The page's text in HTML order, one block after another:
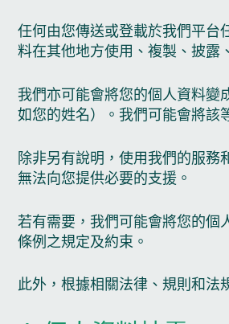
任何由您傳送或登載於我們平台
料在其他地方使用、複製、披露
我們亦可能會將您的個人資料
如您的姓名）。我們可能會將該
除非另有說明，使用我們的服
無法向您提供必要的支援。
若有需要，我們可能會將您的個
條例之規定及約束。
此外，根據相關法律、規則和法